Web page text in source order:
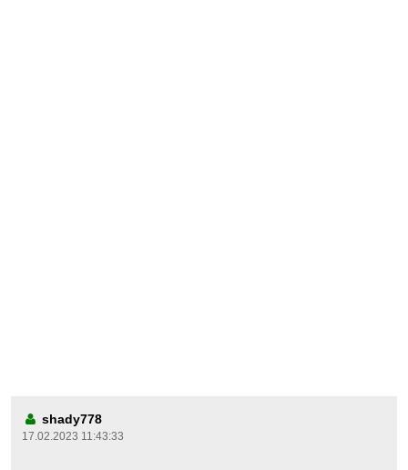
shady778
17.02.2023 11:43:33